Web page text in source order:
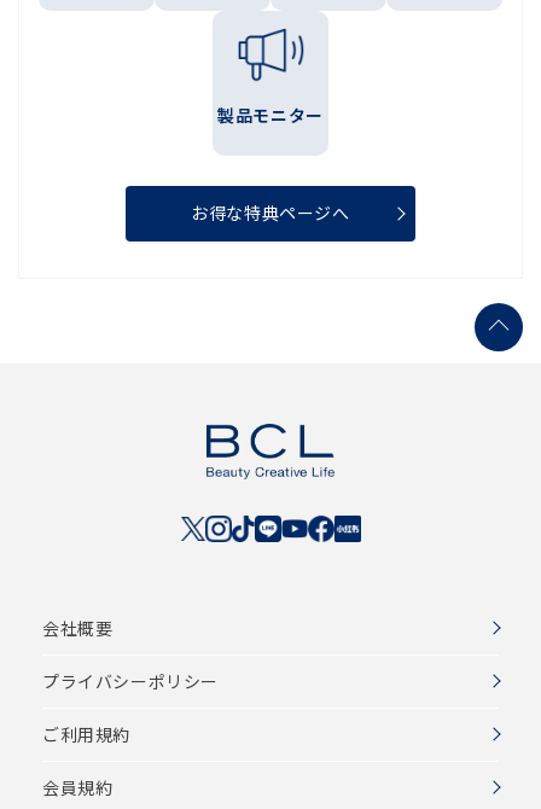
製品モニター
お得な特典ページへ
会社概要
プライバシーポリシー
ご利用規約
会員規約